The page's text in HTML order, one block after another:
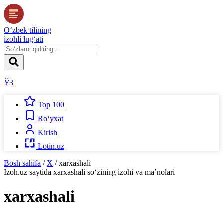
O‘zbek tilining
izohli lug‘ati
ЎЗ
Top 100
Ro‘yxat
Kirish
Lotin.uz
Bosh sahifa / X / xarxashali
Izoh.uz saytida xarxashali so‘zining izohi va ma’nolari
xarxashali